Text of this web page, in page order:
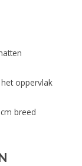
oppervlak
breed